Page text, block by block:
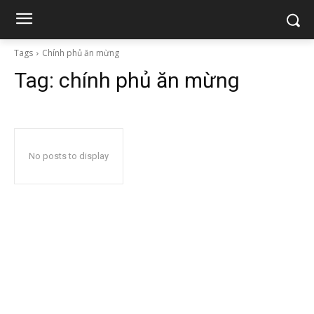
Tags Chính phủ ăn mừng
Tag: chính phủ ăn mừng
No posts to display